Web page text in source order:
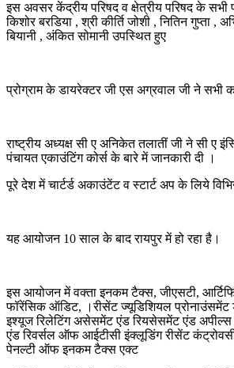
इस अवसर केंद्रीय परिषद व क्षेत्रीय परिषद के सभी
किशोर बरडिया , श्री कीर्ति जोशी , नितिन गुप्ता ,
बियानी , अंकित सोमानी उपस्थित हुए
प्रोग्राम के डायरेक्टर जी एस अग्रवाल जी ने सभी
राष्ट्रीय अध्यक्ष सी ए अनिकेत तलातीं जी ने सी ए
पंचायत एकाउंटिंग कोर्स के बारे में जानकारी दी ।
पूरे देश में चार्टर्ड अकाउंटेंट व स्टार्ट अप के लिये
यह आयोजन 10 साल के बाद रायपुर में हो रहा है।
इस आयोजन में वक्ता इनकम टैक्स, जीएसटी,
फॉरेंसिक ऑडिट, ।रीसेंट ज्यूडिशियल
इश्यूज रिलेटिंग असेसमेंट एंड रियसेसमेंट एंड
एंड रिवर्सल ऑफ आईटीसी इंक्लूडिंग रीसेंट
पेनल्टी ऑफ इनकम टैक्स एक्ट